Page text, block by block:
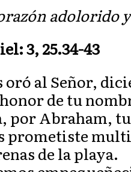
3, 25.34-43
al Señor,
de tu
Abraham,
prometiste
de la playa.